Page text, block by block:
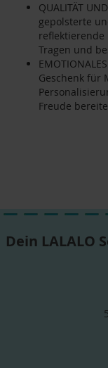
QUALITÄT
gepolsterte
reflektierende
Tragen und
Geschenk für
Freude
Dein LALALO